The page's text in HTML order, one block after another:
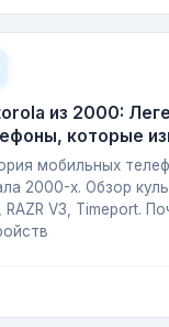
из 2000:
которые
мобильных
2000-х. Обзор
RAZR V3, Timeport.